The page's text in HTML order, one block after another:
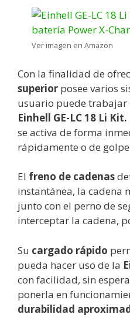
Ver imagen en Amazon
Con la finalidad de
superior posee varios
usuario puede
Einhell GE-LC 18 Li Kit.
se activa de forma
rápidamente o de
El freno de cadenas
instantánea, la cadena
junto con el perno de
interceptar la cadena,
Su cargado rápido
pueda hacer uso de la
con facilidad, sin
ponerla en
durabilidad